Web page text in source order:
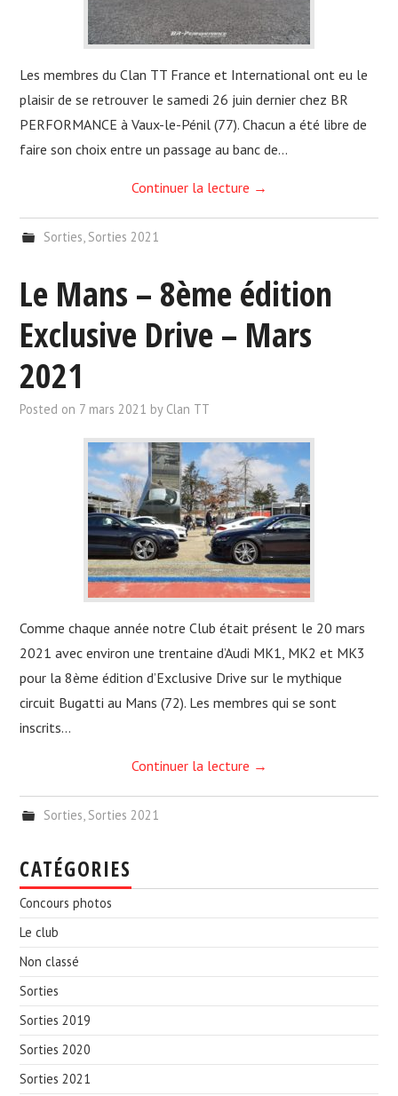
Les membres du Clan TT France et International ont eu le
plaisir de se retrouver le samedi 26 juin dernier chez BR
PERFORMANCE à Vaux-le-Pénil (77). Chacun a été libre de
faire son choix entre un passage au banc de…
Continuer la lecture →
Sorties, Sorties 2021
Le Mans – 8ème édition
Exclusive Drive – Mars
2021
Posted on 7 mars 2021 by Clan TT
Comme chaque année notre Club était présent le 20 mars
2021 avec environ une trentaine d’Audi MK1, MK2 et MK3
pour la 8ème édition d’Exclusive Drive sur le mythique
circuit Bugatti au Mans (72). Les membres qui se sont
inscrits…
Continuer la lecture →
Sorties, Sorties 2021
CATÉGORIES
Concours photos
Le club
Non classé
Sorties
Sorties 2019
Sorties 2020
Sorties 2021